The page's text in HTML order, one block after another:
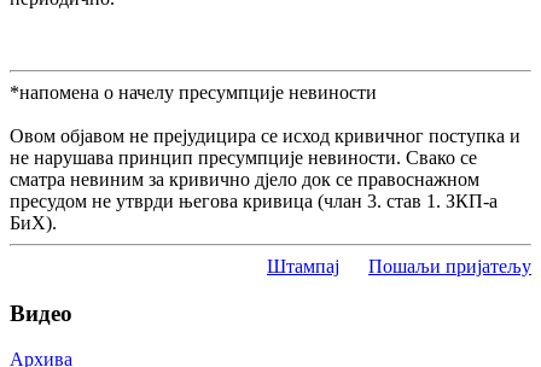
*напомена о начелу пресумпције невиности
Овом објавом не прејудицира се исход кривичног поступка и
не нарушава принцип пресумпције невиности. Свако се
сматра невиним за кривично дјело док се правоснажном
пресудом не утврди његова кривица (члан 3. став 1. ЗКП-а
БиХ).
Штампај Пошаљи пријатељу
Видео
Архива